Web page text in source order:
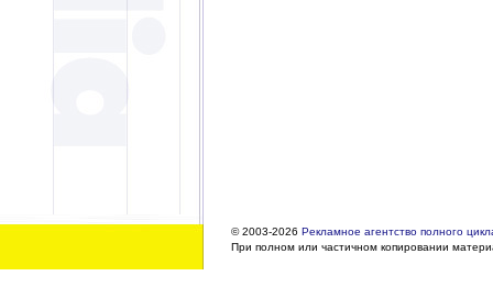
© 2003-2026 Рекламное агентство полного
При полном или частичном копировании